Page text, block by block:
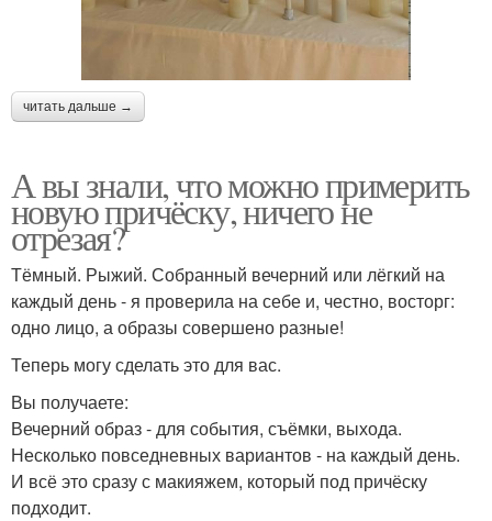
читать дальше →
А вы знали, что можно примерить
новую причёску, ничего не
отрезая?
Тёмный. Рыжий. Собранный вечерний или лёгкий на
каждый день - я проверила на себе и, честно, восторг:
одно лицо, а образы совершено разные!
Теперь могу сделать это для вас.
Вы получаете:
Вечерний образ - для события, съёмки, выхода.
Несколько повседневных вариантов - на каждый день.
И всё это сразу с макияжем, который под причёску
подходит.